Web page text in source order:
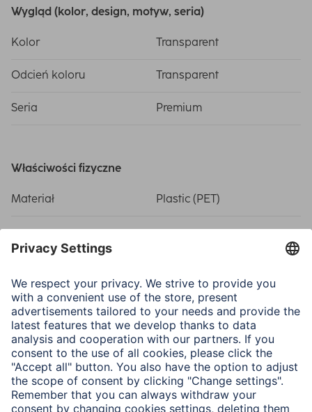
Wygląd (kolor, design, motyw, seria)
Kolor Transparent
Odcień koloru Transparent
Seria Premium
Właściwości fizyczne
Materiał Plastic (PET)
Wymiary i waga
Width x Length 6,1 x 4,6 cm
Przekątna 7,62 cm
Zastosowanie